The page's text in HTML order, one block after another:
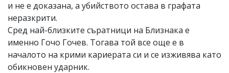
и не е доказана, а убийството остава в графата
неразкрити.
Сред най-близките съратници на Близнака е
именно Гочо Гочев. Тогава той все още е в
началото на крими кариерата си и се изживява като
обикновен ударник.